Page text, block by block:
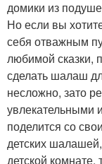
домики из
Но если вы
себя отважным
любимой сказки,
сделать шалаш
несложно, зато
увлекательными
поделится со
детских
детской комнате,